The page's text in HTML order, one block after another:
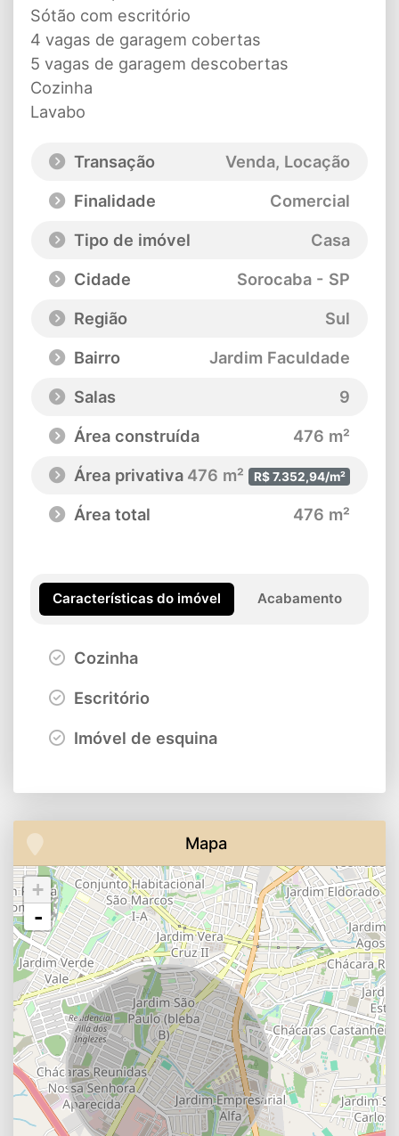
Sótão com escritório
4 vagas de garagem cobertas
5 vagas de garagem descobertas
Cozinha
Lavabo
Transação
Venda, Locação
Finalidade
Comercial
Tipo de imóvel
Casa
Cidade
Sorocaba - SP
Região
Sul
Bairro
Jardim Faculdade
Salas
9
Área construída
476 m²
Área privativa 476 m² R$ 7.352,94/m²
Área total 476 m²
Características do imóvel Acabamento
Cozinha
Escritório
Imóvel de esquina
Mapa
+
-